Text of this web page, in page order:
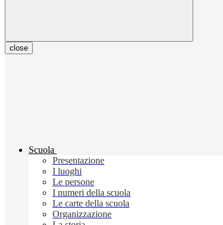
close
Scuola
Presentazione
I luoghi
Le persone
I numeri della scuola
Le carte della scuola
Organizzazione